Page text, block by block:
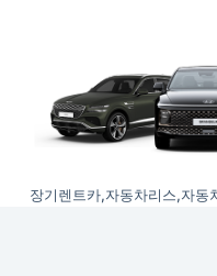
c장기렌트카,자동차리스,자동